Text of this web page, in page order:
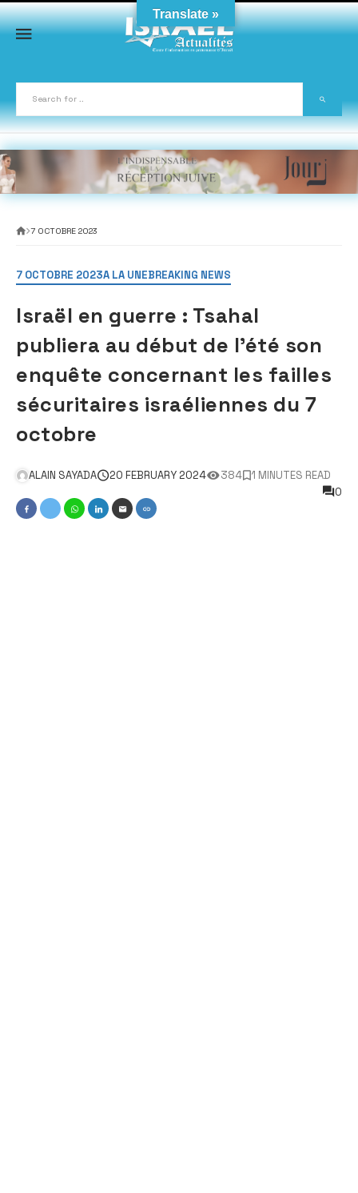
Skip
to
content
7 OCTOBRE 2023
7 OCTOBRE 2023A LA UNEBREAKING NEWS
Israël en guerre : Tsahal
publiera au début de l’été son
enquête concernant les failles
sécuritaires israéliennes du 7
octobre
ALAIN SAYADA 20 FEBRUARY 2024 384
1 MINUTES READ
0
Translate »